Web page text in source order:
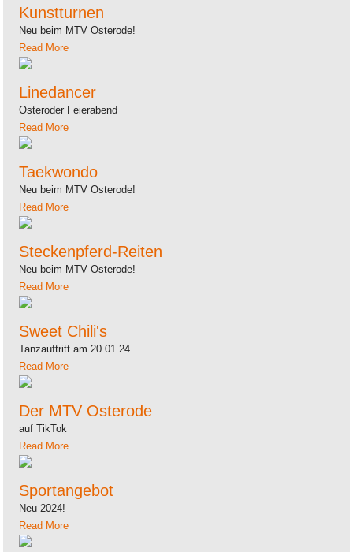
Kunstturnen
Neu beim MTV Osterode!
Read More
Linedancer
Osteroder Feierabend
Read More
Taekwondo
Neu beim MTV Osterode!
Read More
Steckenpferd-Reiten
Neu beim MTV Osterode!
Read More
Sweet Chili's
Tanzauftritt am 20.01.24
Read More
Der MTV Osterode
auf TikTok
Read More
Sportangebot
Neu 2024!
Read More